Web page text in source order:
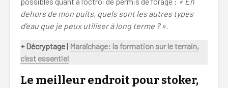
dehors de mon puits, quels sont les autres types
d’eau que je peux utiliser à long terme ? ».
+ Décryptage | Maraîchage: la formation sur le terrain,
c’est essentiel
Le meilleur endroit pour stoker,